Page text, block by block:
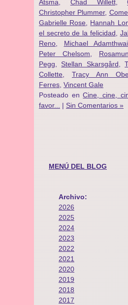
Atsma Chad Willett,
Christopher Plummer,
Gabrielle Rose
Hannah
el secreto de la felicidad
Reno
Michael
Peter Chelsom
Pegg
Stellan Skarsgård ,
Collette
Tracy Ann
Ferres Vincent Gale
Posteado enCine, cine,
favor...
| Sin Comentarios »
MENÚ DEL BLOG
Archivo:
2026
2025
2024
2023
2022
2021
2020
2019
2018
2017